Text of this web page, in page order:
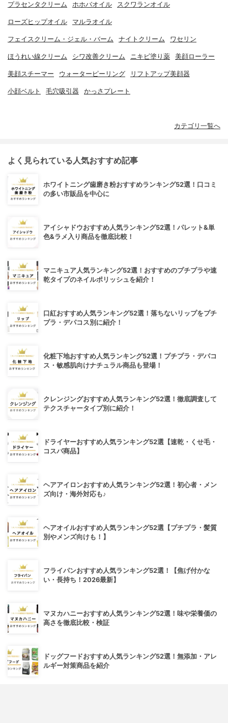
プラセンタクリーム ホホバオイル スクワランオイル
ローズヒップオイル マルラオイル
フェイスクリーム・ジェル・バーム ナイトクリーム ワセリン
ほうれい線クリーム シワ改善クリーム ニキビ塗り薬 美顔ローラー
美顔スチーマー ウォーターピーリング リフトアップ美顔器
小顔ベルト 毛穴吸引器 かっさプレート
カテゴリ一覧へ
よく見られている人気おすすめ記事
ホワイトニング歯磨き粉おすすめランキング52選！口コミ
の多い市販品を中心に
アイシャドウおすすめ人気ランキング52選！パレット&単
色&ラメ入り商品を徹底比較！
マニキュア人気ランキング52選！おすすめのプチプラや速
乾タイプのネイルポリッシュを紹介！
口紅おすすめ人気ランキング52選！落ちないリップをプチ
プラ・デパコス別に紹介！
化粧下地おすすめ人気ランキング52選！プチプラ・デパコ
ス・敏感肌向けナチュラル商品も登場！
クレンジングおすすめ人気ランキング52選！徹底調査して
テクスチャータイプ別に紹介！
ドライヤーおすすめ人気ランキング52選【速乾・くせ毛・
コスパ商品】
ヘアアイロンおすすめ人気ランキング52選！初心者・メン
ズ向け・海外対応も♪
ヘアオイルおすすめ人気ランキング52選【プチプラ・髪質
別やメンズ向けも！】
フライパンおすすめ人気ランキング52選！【焦げ付かな
い・長持ち！2026最新】
マヌカハニーおすすめ人気ランキング52選！味や栄養価の
高さを徹底比較・検証
ドッグフードおすすめ人気ランキング52選！無添加・アレ
ルギー対策商品を紹介